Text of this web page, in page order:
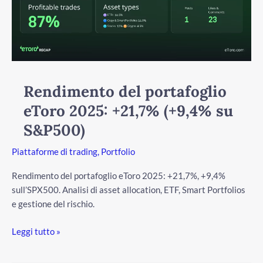
Rendimento del portafoglio
eToro 2025: +21,7% (+9,4% su
S&P500)
Piattaforme di trading, Portfolio
Rendimento del portafoglio eToro 2025: +21,7%, +9,4%
sull’SPX500. Analisi di asset allocation, ETF, Smart Portfolios
e gestione del rischio.
+21,7%
(+9,4%
S&P500)
Leggi tutto »